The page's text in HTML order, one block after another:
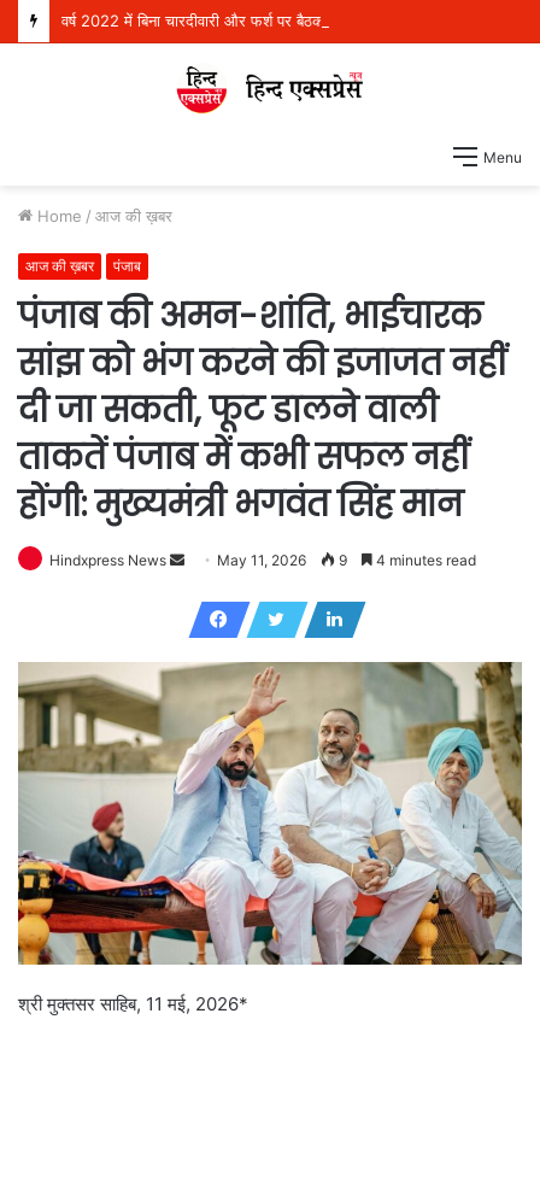
Menu
Home / आज की ख़बर
आज की ख़बर पंजाब
पंजाब की अमन-शांति, भाईचारक
सांझ को भंग करने की इजाजत नहीं
दी जा सकती, फूट डालने वाली
ताकतें पंजाब में कभी सफल नहीं
होंगी: मुख्यमंत्री भगवंत सिंह मान
Hindxpress News
a
m
a
l
May 11, 2026 9 4 minutes read
श्री मुक्तसर साहिब, 11 मई, 2026*